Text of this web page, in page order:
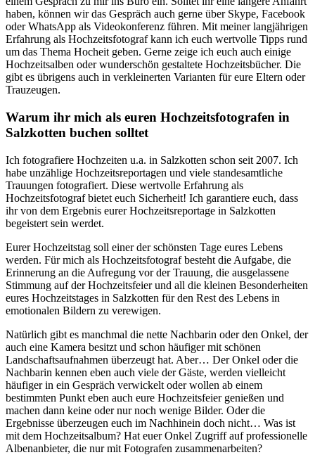
haben, können wir das Gespräch auch gerne über Skype, Facebook
oder WhatsApp als Videokonferenz führen. Mit meiner langjährigen
Erfahrung als Hochzeitsfotograf kann ich euch wertvolle Tipps rund
um das Thema Hocheit geben. Gerne zeige ich euch auch einige
Hochzeitsalben oder wunderschön gestaltete Hochzeitsbücher. Die
gibt es übrigens auch in verkleinerten Varianten für eure Eltern oder
Trauzeugen.
Warum ihr mich als euren Hochzeitsfotografen in
Salzkotten buchen solltet
Ich fotografiere Hochzeiten u.a. in Salzkotten schon seit 2007. Ich
habe unzählige Hochzeitsreportagen und viele standesamtliche
Trauungen fotografiert. Diese wertvolle Erfahrung als
Hochzeitsfotograf bietet euch Sicherheit! Ich garantiere euch, dass
ihr von dem Ergebnis eurer Hochzeitsreportage in Salzkotten
begeistert sein werdet.
Eurer Hochzeitstag soll einer der schönsten Tage eures Lebens
werden. Für mich als Hochzeitsfotograf besteht die Aufgabe, die
Erinnerung an die Aufregung vor der Trauung, die ausgelassene
Stimmung auf der Hochzeitsfeier und all die kleinen Besonderheiten
eures Hochzeitstages in Salzkotten für den Rest des Lebens in
emotionalen Bildern zu verewigen.
Natürlich gibt es manchmal die nette Nachbarin oder den Onkel, der
auch eine Kamera besitzt und schon häufiger mit schönen
Landschaftsaufnahmen überzeugt hat. Aber… Der Onkel oder die
Nachbarin kennen eben auch viele der Gäste, werden vielleicht
häufiger in ein Gespräch verwickelt oder wollen ab einem
bestimmten Punkt eben auch eure Hochzeitsfeier genießen und
machen dann keine oder nur noch wenige Bilder. Oder die
Ergebnisse überzeugen euch im Nachhinein doch nicht… Was ist
mit dem Hochzeitsalbum? Hat euer Onkel Zugriff auf professionelle
Albenanbieter, die nur mit Fotografen zusammenarbeiten?